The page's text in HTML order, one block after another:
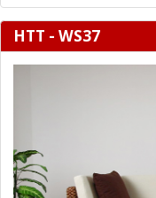
HTT - WS37